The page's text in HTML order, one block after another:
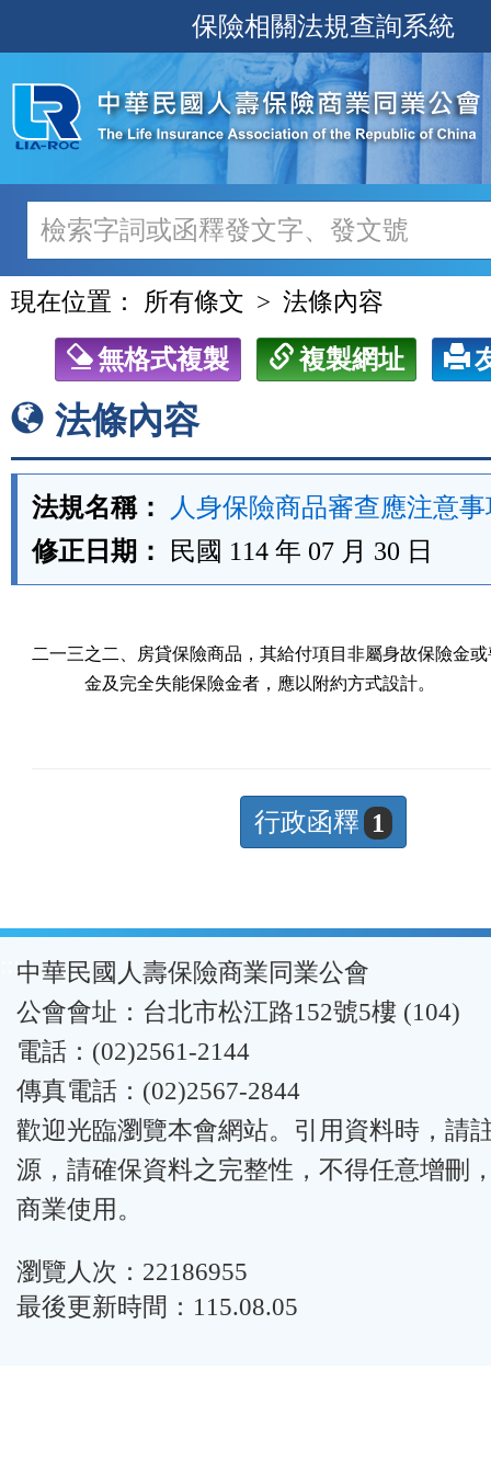
至
主
內
容
保險相關法規查詢系統
現在位置： 所有條文 法條內容
無格式複製 複製網址
法條內容
法規名稱：
人身保險商品審查應注意
修正日期：
民國 114 年 07 月 30 日
二一三之二、房貸保險商品，其給付項目非屬身故保險金
            金及完全失能保險金者，應以附約方式設計。
行政函釋 1
:::中華民國人壽保險商業同業公會
公會會址：台北市松江路152號5樓 (104)
電話：(02)2561-2144
傳真電話：(02)2567-2844
歡迎光臨瀏覽本會網站。引用資料時，請
源，請確保資料之完整性，不得任意增刪
商業使用。
瀏覽人次：22186955
最後更新時間：115.08.05